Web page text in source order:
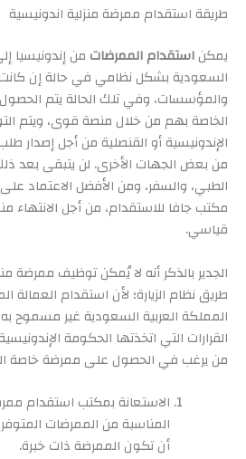
طريقة استقدام ممرضة منزلية اندونيسية
يمكناستقدام الممرضات من إندونيسيا
السعودية بشكل نظامي في حالة إن
والمؤسسات، وفي تلك الحالة يتم
الخاصة بهم من خلال منصة قوى، ويتم
الإندونيسية أو القنصلية من أجل إصدار
من بعض الجهات الأخرى. لن يتبقى بعد
الطبي، والسفر، ومن الأفضل الاعتماد
مكتب جافا للاستقدام، من أجل الانتهاء
قياسي.
الجدير بالذكر أنه لا يُمكن توظيف ممرضة
طريق نظام الزيارة؛ لأن استقدام العمالة
المملكة العربية السعودية غير مسموح
القرارات التي اتخذتها الحكومة
من يرغب في الحصول على ممرضة خاصة
الاستعانة بمكتب استقدام
المناسبة من الممرضات
أن تكون الممرضة ذات خبرة.